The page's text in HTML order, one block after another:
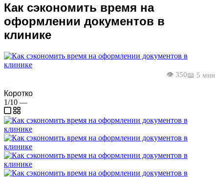
Как сэкономить время на
оформлении документов в
клинике
👁️ 350📖 5 мин
Коротко
1/10 —